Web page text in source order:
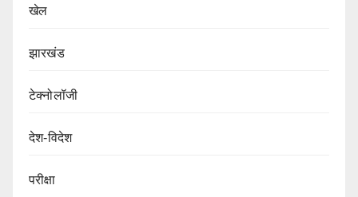
खेल
झारखंड
टेक्नोलॉजी
देश-विदेश
परीक्षा